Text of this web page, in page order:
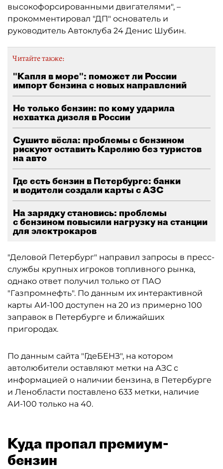
высокофорсированными двигателями", –
прокомментировал "ДП" основатель и
руководитель Автоклуба 24 Денис Шубин.
Читайте также:
"Капля в море": поможет ли России
импорт бензина с новых направлений
Не только бензин: по кому ударила
нехватка дизеля в России
Сушите вёсла: проблемы с бензином
рискуют оставить Карелию без туристов
на авто
Где есть бензин в Петербурге: банки
и водители создали карты с АЗС
На зарядку становись: проблемы
с бензином повысили нагрузку на станции
для электрокаров
"Деловой Петербург" направил запросы в пресс-
службы крупных игроков топливного рынка,
однако ответ получил только от ПАО
"Газпромнефть". По данным их интерактивной
карты АИ-100 доступен на 20 из примерно 100
заправок в Петербурге и ближайших
пригородах.
По данным сайта "ГдеБЕНЗ", на котором
автолюбители оставляют метки на АЗС с
информацией о наличии бензина, в Петербурге
и Ленобласти поставлено 633 метки, наличие
АИ-100 только на 40.
Куда пропал премиум-
бензин